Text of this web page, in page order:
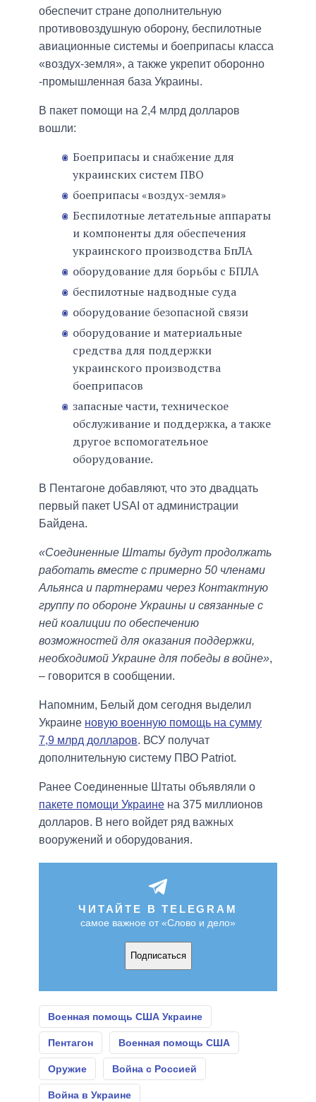
обеспечит стране дополнительную
противовоздушную оборону, беспилотные
авиационные системы и боеприпасы класса
«воздух-земля», а также укрепит оборонно
-промышленная база Украины.
В пакет помощи на 2,4 млрд долларов
вошли:
Боеприпасы и снабжение для
украинских систем ПВО
боеприпасы «воздух-земля»
Беспилотные летательные аппараты
и компоненты для обеспечения
украинского производства БпЛА
оборудование для борьбы с БПЛА
беспилотные надводные суда
оборудование безопасной связи
оборудование и материальные
средства для поддержки
украинского производства
боеприпасов
запасные части, техническое
обслуживание и поддержка, а также
другое вспомогательное
оборудование.
В Пентагоне добавляют, что это двадцать
первый пакет USAI от администрации
Байдена.
«Соединенные Штаты будут продолжать
работать вместе с примерно 50 членами
Альянса и партнерами через Контактную
группу по обороне Украины и связанные с
ней коалиции по обеспечению
возможностей для оказания поддержки,
необходимой Украине для победы в войне»,
– говорится в сообщении.
Напомним, Белый дом сегодня выделил
Украине новую военную помощь на сумму
7,9 млрд долларов. ВСУ получат
дополнительную систему ПВО Patriot.
Ранее Соединенные Штаты объявляли о
пакете помощи Украине на 375 миллионов
долларов. В него войдет ряд важных
вооружений и оборудования.
ЧИТАЙТЕ В TELEGRAM
самое важное от «Слово и дело»
Подписаться
Военная помощь США Украине
Пентагон Военная помощь США
Оружие Война с Россией
Война в Украине